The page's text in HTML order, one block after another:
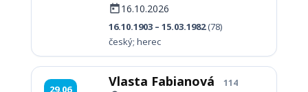
16.10.2026
16.10.1903 – 15.03.1982(78)
český; herec
29.06 Vlasta Fabianová 114